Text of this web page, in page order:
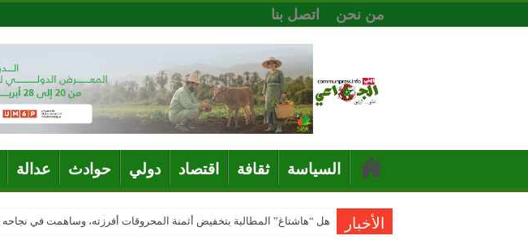
من نحن اتصل بنا
السياسة ثقافة اقتصاد دولي حوادث عدالة
الأخبار هل “هاشتاغ” المطالبة بتخفيض أثمنة المحروقات أفرزته، وساهمت في